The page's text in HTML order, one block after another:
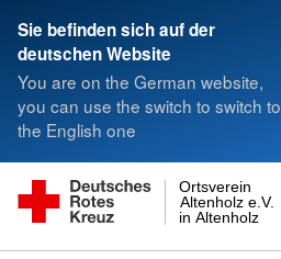
Sie befinden sich auf der
deutschen Website
You are on the German website,
you can use the switch to switch to
the English one
in Altenholz
Altenholz e.V.
Ortsverein